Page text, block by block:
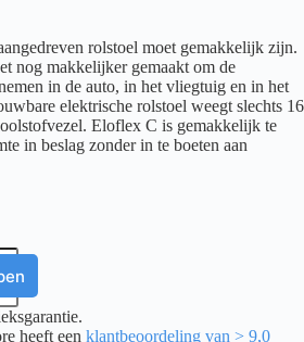
rolstoel moet gemakkelijk zijn.
nog makkelijker gemaakt om de
in de auto, in het vliegtuig en in het
elektrische rolstoel weegt slechts 16
Eloflex C is gemakkelijk te
in beslag zonder in te boeten aan
heeft een klantbeoordeling van > 9,0